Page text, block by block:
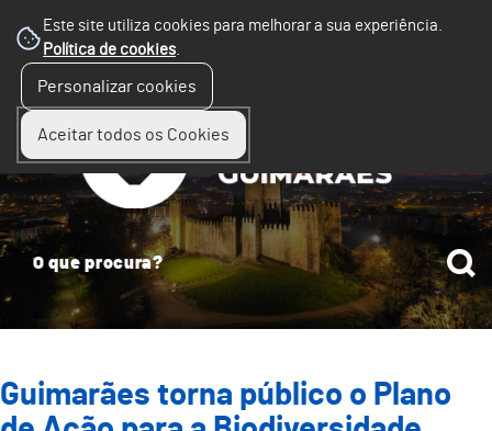
Este site utiliza cookies para melhorar a sua experiência.
Política de cookies.
Personalizar cookies
Aceitar todos os Cookies
Guimarães torna público o Plano